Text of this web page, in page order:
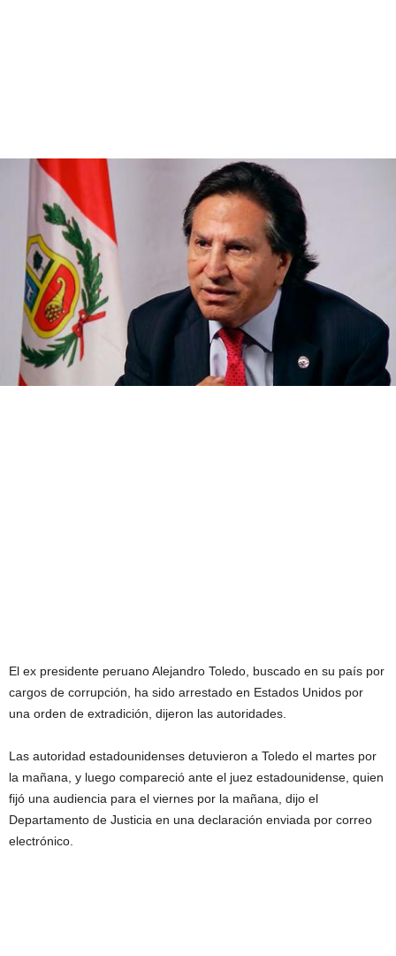
El ex presidente peruano Alejandro Toledo, buscado en su país por
cargos de corrupción, ha sido arrestado en Estados Unidos por
una orden de extradición, dijeron las autoridades.
Las autoridad estadounidenses detuvieron a Toledo el martes por
la mañana, y luego compareció ante el juez estadounidense, quien
fijó una audiencia para el viernes por la mañana, dijo el
Departamento de Justicia en una declaración enviada por correo
electrónico.